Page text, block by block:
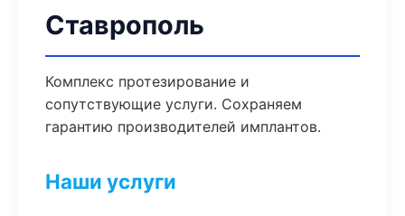
Ставрополь
Комплекс протезирование и
сопутствующие услуги. Сохраняем
гарантию производителей имплантов.
Наши услуги